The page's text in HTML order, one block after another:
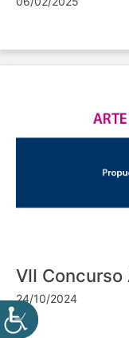
VII Concurso
24/10/2024